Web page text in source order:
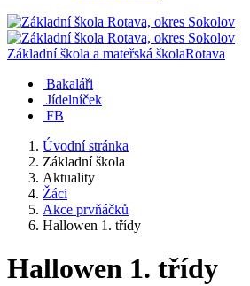
Základní škola a mateřská školaRotava
Bakaláři
Jídelníček
FB
Úvodní stránka
Základní škola
Aktuality
Žáci
Akce prvňáčků
Hallowen 1. třídy
Hallowen 1. třídy